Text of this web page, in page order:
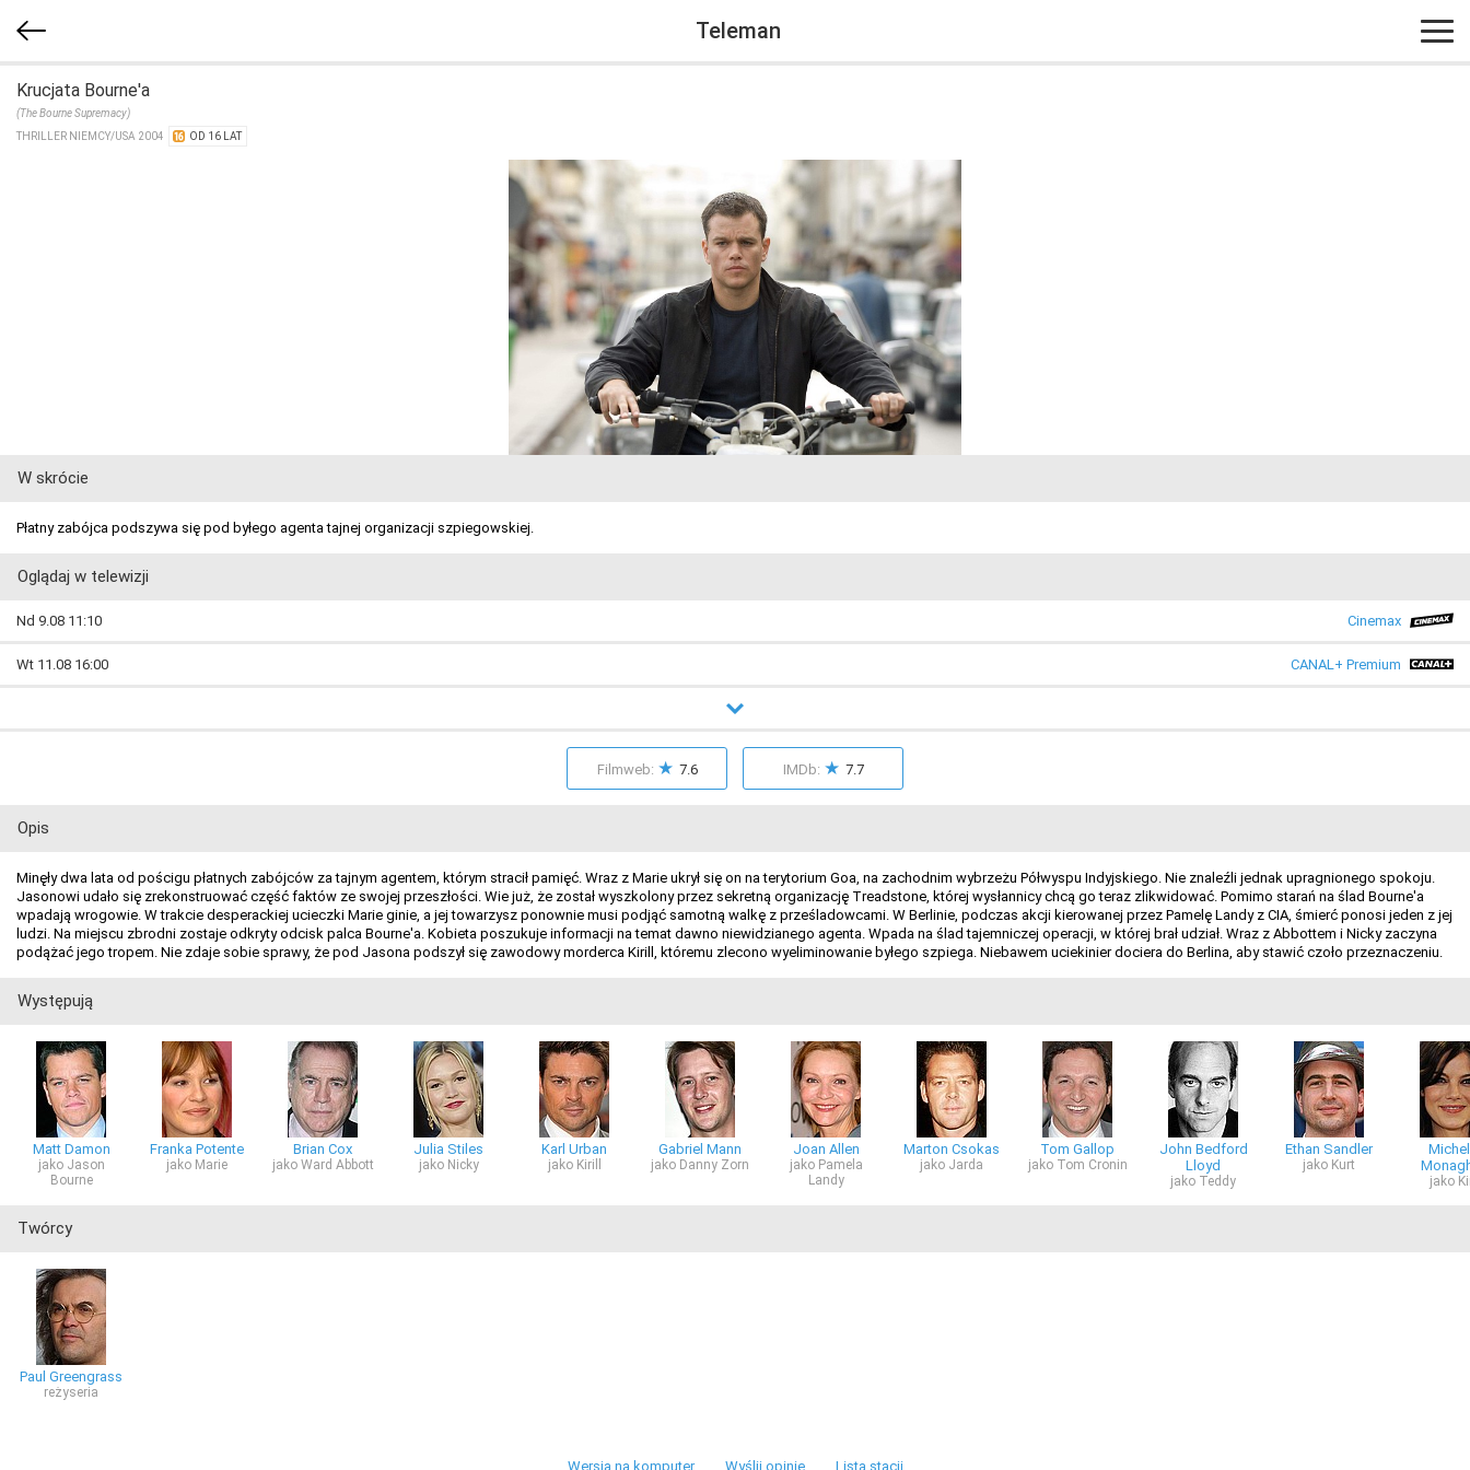
Teleman
Krucjata Bourne'a
(The Bourne Supremacy)
THRILLER NIEMCY/​USA 2004
OD 16 LAT
W skrócie
Płatny zabójca podszywa się pod byłego agenta tajnej organizacji szpiegowskiej.
Oglądaj w telewizji
Nd 9.08 11:10 Cinemax
Wt 11.08 16:00 CANAL+ Premium
Filmweb: ★ 7.6 IMDb: ★ 7.7
Opis
Minęły dwa lata od pościgu płatnych zabójców za tajnym agentem, którym stracił pamięć. Wraz z Marie ukrył się on na terytorium Goa, na zachodnim wybrzeżu Półwyspu Indyjskiego. Nie znaleźli jednak upragnionego spokoju.
Jasonowi udało się zrekonstruować część faktów ze swojej przeszłości. Wie już, że został wyszkolony przez sekretną organizację Treadstone, której wysłannicy chcą go teraz zlikwidować. Pomimo starań na ślad Bourne'a
wpadają wrogowie. W trakcie desperackiej ucieczki Marie ginie, a jej towarzysz ponownie musi podjąć samotną walkę z prześladowcami. W Berlinie, podczas akcji kierowanej przez Pamelę Landy z CIA, śmierć ponosi jeden z jej
ludzi. Na miejscu zbrodni zostaje odkryty odcisk palca Bourne'a. Kobieta poszukuje informacji na temat dawno niewidzianego agenta. Wpada na ślad tajemniczej operacji, w której brał udział. Wraz z Abbottem i Nicky zaczyna
podążać jego tropem. Nie zdaje sobie sprawy, że pod Jasona podszył się zawodowy morderca Kirill, któremu zlecono wyeliminowanie byłego szpiega. Niebawem uciekinier dociera do Berlina, aby stawić czoło przeznaczeniu.
Występują
Matt Damon
jako Jason
Bourne
Franka Potente
jako Marie
Brian Cox
jako Ward Abbott
Julia Stiles
jako Nicky
Karl Urban
jako Kirill
Gabriel Mann
jako Danny Zorn
Joan Allen
jako Pamela
Landy
Marton Csokas
jako Jarda
Tom Gallop
jako Tom Cronin
John Bedford
Lloyd
jako Teddy
Ethan Sandler
jako Kurt
jako
Twórcy
Paul Greengrass
reżyseria
Wersja na komputer Wyślij opinię Lista stacji